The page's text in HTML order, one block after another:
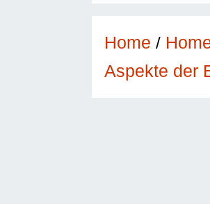
Home /
Aspekte der